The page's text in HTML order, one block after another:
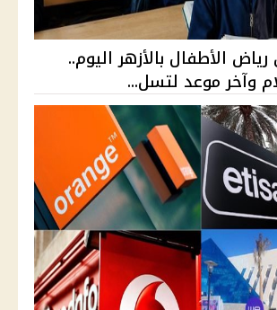
الأطفال بالأزهر اليوم..
وآخر موعد لتسل...